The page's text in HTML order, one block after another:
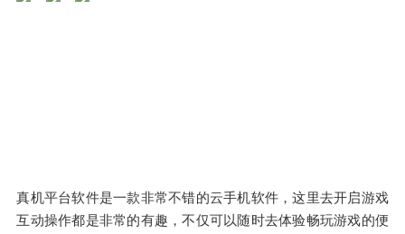
真机平台软件是一款非常不错的云手机软件，这里去开启游戏
互动操作都是非常的有趣，不仅可以随时去体验畅玩游戏的便